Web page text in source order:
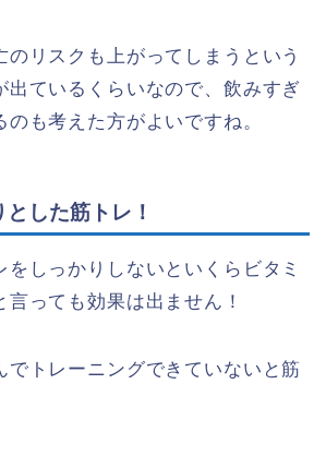
のリスクも上がってしまうという
出ているくらいなので、飲みすぎ
も考えた方がよいですね。
した筋トレ！
をしっかりしないといくらビタミ
言っても効果は出ません！
でトレーニングできていないと筋